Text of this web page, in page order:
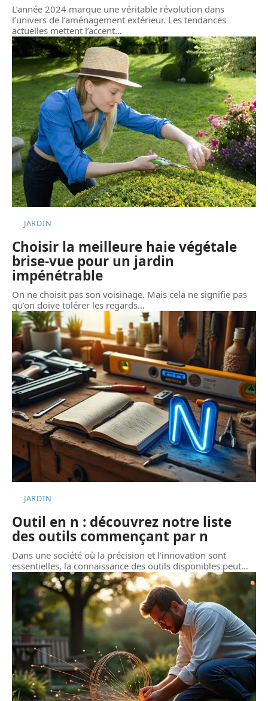
L’année 2024 marque une véritable révolution dans
l’univers de l’aménagement extérieur. Les tendances
actuelles mettent l’accent…
JARDIN
Choisir la meilleure haie végétale
brise-vue pour un jardin
impénétrable
On ne choisit pas son voisinage. Mais cela ne signifie pas
qu’on doive tolérer les regards…
JARDIN
Outil en n : découvrez notre liste
des outils commençant par n
Dans une société où la précision et l'innovation sont
essentielles, la connaissance des outils disponibles peut…